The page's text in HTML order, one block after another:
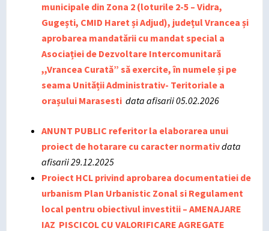
municipale din Zona 2 (loturile 2-5 – Vidra,
Gugești, CMID Haret și Adjud), județul Vrancea și
aprobarea mandatării cu mandat special a
Asociației de Dezvoltare Intercomunitară
,,Vrancea Curată” să exercite, în numele și pe
seama Unității Administrativ- Teritoriale a
orașului Marasesti data afisarii 05.02.2026
ANUNT PUBLIC referitor la elaborarea unui
proiect de hotarare cu caracter normativdata
afisarii 29.12.2025
Proiect HCL privind aprobarea documentatiei de
urbanism Plan Urbanistic Zonal si Regulament
local pentru obiectivul investitii – AMENAJARE
IAZ PISCICOL CU VALORIFICARE AGREGATE